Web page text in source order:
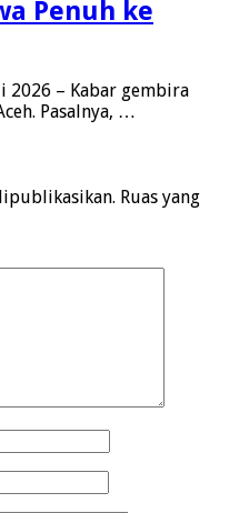
Penuh ke
2026 – Kabar gembira
Pasalnya, …
Ruas yang